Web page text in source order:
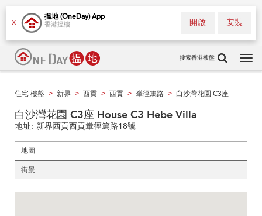
X
搵地 (OneDay) App
香港搵樓 安裝
開啟
搜索香港樓盤
住宅 樓盤 > 新界 > 西貢 > 西貢 > 輋徑篤路 > 白沙灣花園 C3座
白沙灣花園 C3座 House C3 Hebe Villa
地址: 新界西貢西貢輋徑篤路18號
地圖
街景